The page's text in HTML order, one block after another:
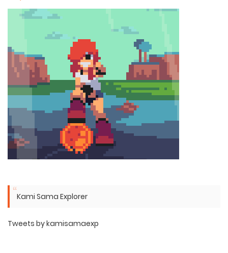
Kami Sama Explorer
Tweets by kamisamaexp